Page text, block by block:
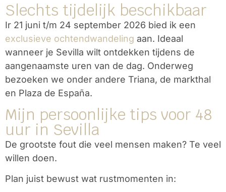
Slechts tijdelijk beschikbaar
Ir 21 juni t/m 24 september 2026 bied ik een
exclusieve ochtendwandeling aan. Ideaal
wanneer je Sevilla wilt ontdekken tijdens de
aangenaamste uren van de dag. Onderweg
bezoeken we onder andere Triana, de markthal
en Plaza de España.
Mijn persoonlijke tips voor 48
uur in Sevilla
De grootste fout die veel mensen maken? Te veel
willen doen.
Plan juist bewust wat rustmomenten in: